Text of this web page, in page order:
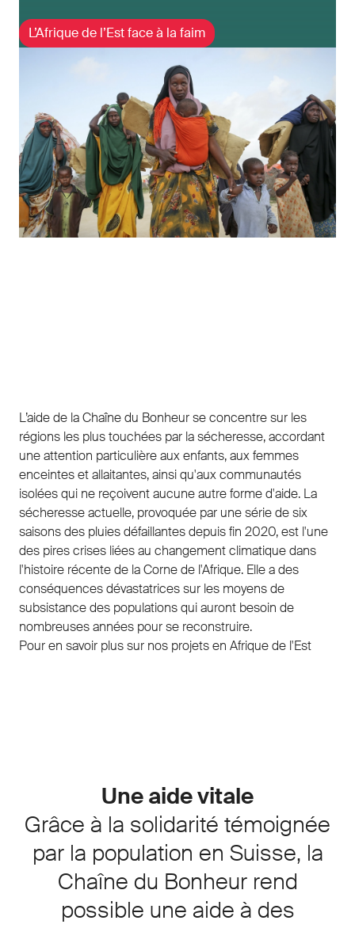
L’Afrique de l’Est face à la faim
L’aide de la Chaîne du Bonheur se concentre sur les
régions les plus touchées par la sécheresse, accordant
une attention particulière aux enfants, aux femmes
enceintes et allaitantes, ainsi qu'aux communautés
isolées qui ne reçoivent aucune autre forme d'aide. La
sécheresse actuelle, provoquée par une série de six
saisons des pluies défaillantes depuis fin 2020, est l'une
des pires crises liées au changement climatique dans
l'histoire récente de la Corne de l'Afrique. Elle a des
conséquences dévastatrices sur les moyens de
subsistance des populations qui auront besoin de
nombreuses années pour se reconstruire.
Pour en savoir plus sur nos projets en Afrique de l'Est
Une aide vitale
Grâce à la solidarité témoignée
par la population en Suisse, la
Chaîne du Bonheur rend
possible une aide à des